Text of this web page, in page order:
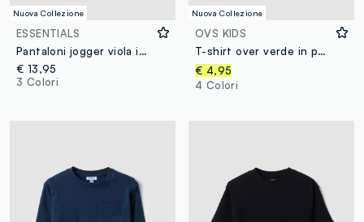
Nuova Collezione
ESSENTIALS
Pantaloni jogger viola in puro cotone organico regular fit per ragazza
€ 13,95
3 Colori
Nuova Collezione
OVS KIDS
T-shirt over verde in puro cotone organico con stampa racing per bambino
€ 4,95
4 Colori